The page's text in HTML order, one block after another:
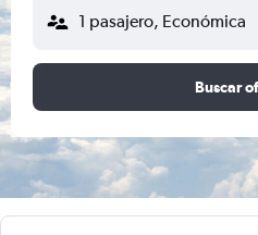
1 pasajero, Económica
Buscar